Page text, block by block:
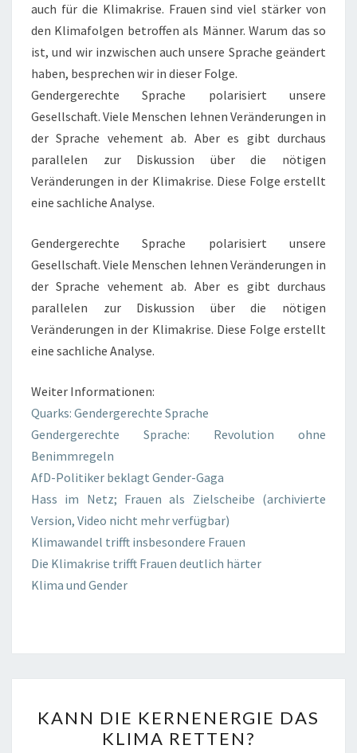
auch für die Klimakrise. Frauen sind viel stärker von
den Klimafolgen betroffen als Männer. Warum das so
ist, und wir inzwischen auch unsere Sprache geändert
haben, besprechen wir in dieser Folge.
Gendergerechte Sprache polarisiert unsere
Gesellschaft. Viele Menschen lehnen Veränderungen in
der Sprache vehement ab. Aber es gibt durchaus
parallelen zur Diskussion über die nötigen
Veränderungen in der Klimakrise. Diese Folge erstellt
eine sachliche Analyse.
Gendergerechte Sprache polarisiert unsere
Gesellschaft. Viele Menschen lehnen Veränderungen in
der Sprache vehement ab. Aber es gibt durchaus
parallelen zur Diskussion über die nötigen
Veränderungen in der Klimakrise. Diese Folge erstellt
eine sachliche Analyse.
Weiter Informationen:
Quarks: Gendergerechte Sprache
Gendergerechte Sprache: Revolution ohne
Benimmregeln
AfD-Politiker beklagt Gender-Gaga
Hass im Netz; Frauen als Zielscheibe (archivierte
Version, Video nicht mehr verfügbar)
Klimawandel trifft insbesondere Frauen
Die Klimakrise trifft Frauen deutlich härter
Klima und Gender
DIE
KERNENERGIE
KANN DIE KERNENERGIE DAS
KLIMA RETTEN?